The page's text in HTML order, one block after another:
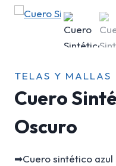
TELAS Y MALLAS
Cuero
Oscuro
➡Cuero sintético